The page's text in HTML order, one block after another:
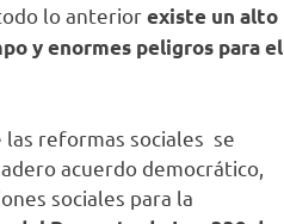
lo anteriorexiste un alto
y enormes peligros para el
reformas sociales se
acuerdo democrático,
sociales para la